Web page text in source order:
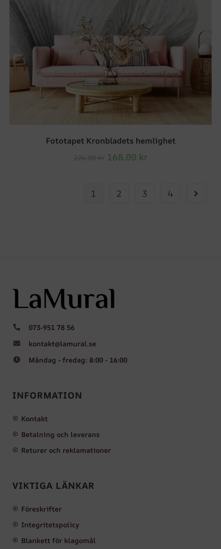
Fototapet Kronbladets hemlighet
168.00 kr
1 2 3 4
073-951 78 56
kontakt@lamural.se
Måndag - fredag: 8:00 - 16:00
INFORMATION
Kontakt
Betalning och leverans
Returer och reklamationer
VIKTIGA LÄNKAR
Föreskrifter
Integritetspolicy
Blankett för klagomål